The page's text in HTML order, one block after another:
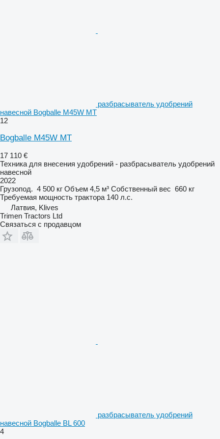
разбрасыватель удобрений
навесной Bogballe M45W MT
12
Bogballe M45W MT
17 110 €
Техника для внесения удобрений - разбрасыватель удобрений
навесной
2022
Грузопод. 4 500 кг Объем 4,5 м³ Собственный вес 660 кг
Требуемая мощность трактора 140 л.с.
Латвия, Klives
Trimen Tractors Ltd
Связаться с продавцом
разбрасыватель удобрений
навесной Bogballe BL 600
4